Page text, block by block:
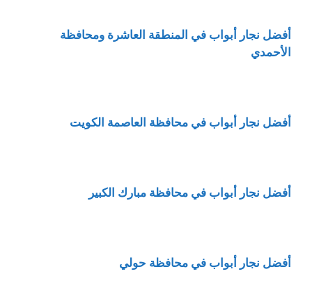
أفضل نجار أبواب في المنطقة العاشرة ومحافظة
الأحمدي
أفضل نجار أبواب في محافظة العاصمة الكويت
أفضل نجار أبواب في محافظة مبارك الكبير
أفضل نجار أبواب في محافظة حولي